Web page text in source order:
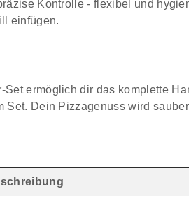
Kontrolle - flexibel und
einfügen.
ermöglich dir das komplette
Dein Pizzagenuss wird